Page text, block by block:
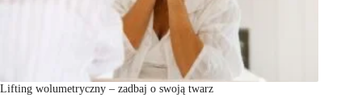
Lifting wolumetryczny – zadbaj o swoją twarz